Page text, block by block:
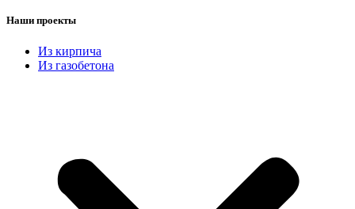
Наши проекты
Из кирпича
Из газобетона